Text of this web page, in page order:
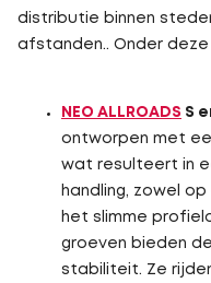
distributie binnen
afstanden.. Onder deze
NEO ALLROADS S
ontworpen met
wat resulteert in
handling, zowel
het slimme
groeven bieden
stabiliteit. Ze